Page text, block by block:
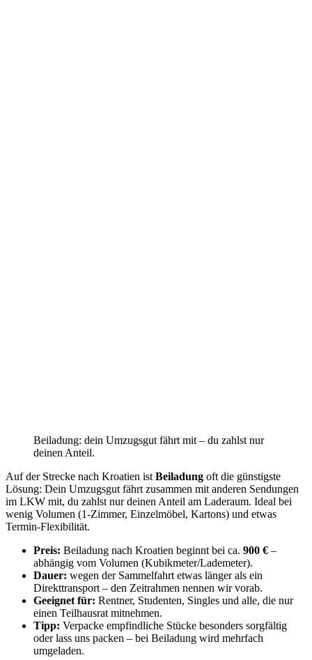
Beiladung: dein Umzugsgut fährt mit – du zahlst nur
deinen Anteil.
Auf der Strecke nach Kroatien ist Beiladung oft die günstigste
Lösung: Dein Umzugsgut fährt zusammen mit anderen Sendungen
im LKW mit, du zahlst nur deinen Anteil am Laderaum. Ideal bei
wenig Volumen (1-Zimmer, Einzelmöbel, Kartons) und etwas
Termin-Flexibilität.
Preis: Beiladung nach Kroatien beginnt bei ca. 900 € –
abhängig vom Volumen (Kubikmeter/Lademeter).
Dauer: wegen der Sammelfahrt etwas länger als ein
Direkttransport – den Zeitrahmen nennen wir vorab.
Geeignet für: Rentner, Studenten, Singles und alle, die nur
einen Teilhausrat mitnehmen.
Tipp: Verpacke empfindliche Stücke besonders sorgfältig
oder lass uns packen – bei Beiladung wird mehrfach
umgeladen.